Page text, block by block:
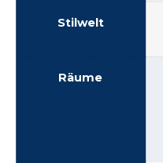
Stilwelt
Räume